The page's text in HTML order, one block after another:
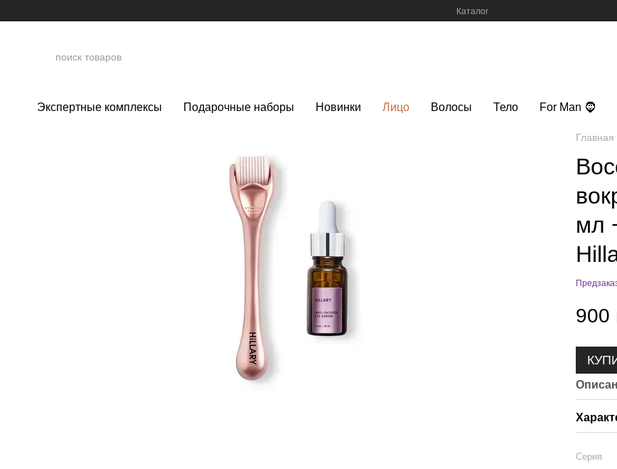
Каталог
Экспертные комплексы Подарочные наборы Новинки Лицо Волосы Тело For Man 🧔
Главная
мл
900
Серия